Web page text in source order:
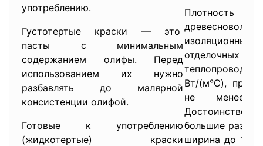
употреблению.
Густотертые краски — это
пасты с минимальным
содержанием олифы. Перед
использованием их нужно
разбавлять до малярной
консистенции олифой.
Готовые к употреблению
(жидкотертые) краски
Плотность
изоляционных
отделочных
Вт/(м°С),
не менее
Достоинством
большие
ширина до 1,6